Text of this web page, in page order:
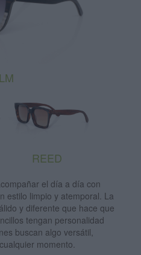
REED
el día a día con
estilo limpio y atemporal. La
y diferente que hace que
tengan personalidad
buscan algo versátil,
momento.